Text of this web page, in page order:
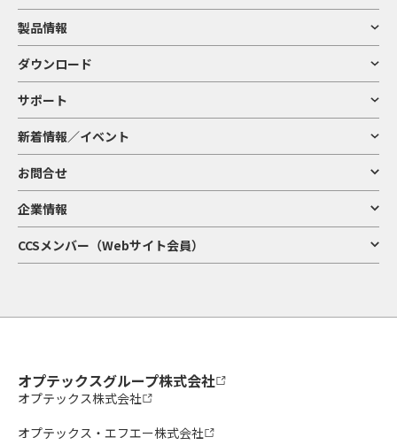
製品情報
ダウンロード
サポート
新着情報／イベント
お問合せ
企業情報
CCSメンバー（Webサイト会員）
オプテックスグループ株式会社
オプテックス株式会社
オプテックス・エフエー株式会社